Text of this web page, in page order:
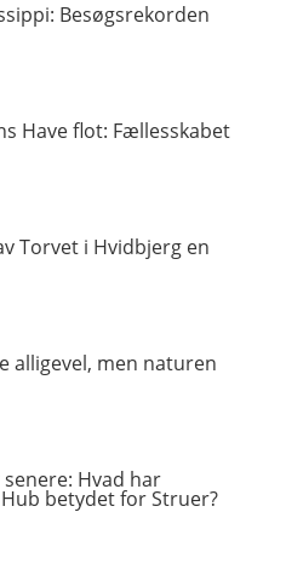
Besøgsrekorden
Have flot: Fællesskabet
Torvet i Hvidbjerg en
alligevel, men naturen
Hvad har
betydet for Struer?